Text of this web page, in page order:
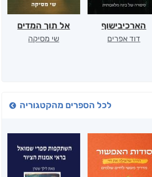
הארכיבישוף
דוד אפרים
אל תוך המדים
שי מסיקה
לכל הספרים מהקטגוריה